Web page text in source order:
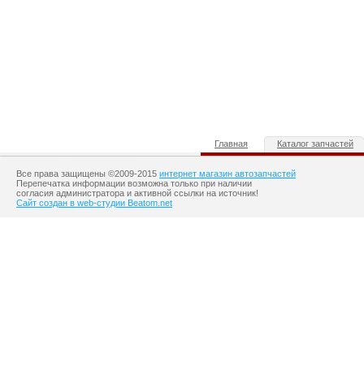
Главная Каталог запчастей
Все права защищены ©2009-2015 интернет магазин автозапчастей
Перепечатка информации возможна только при наличии
согласия администратора и активной ссылки на источник!
Сайт создан в web-студии Beatom.net